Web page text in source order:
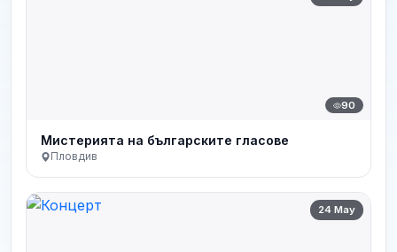
90
Мистерията на българските гласове
Пловдив
24 May